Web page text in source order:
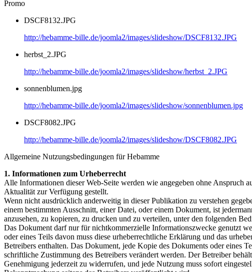
Promo
DSCF8132.JPG
http://hebamme-bille.de/joomla2/images/slideshow/DSCF8132.JPG
herbst_2.JPG
http://hebamme-bille.de/joomla2/images/slideshow/herbst_2.JPG
sonnenblumen.jpg
http://hebamme-bille.de/joomla2/images/slideshow/sonnenblumen.jpg
DSCF8082.JPG
http://hebamme-bille.de/joomla2/images/slideshow/DSCF8082.JPG
Allgemeine Nutzungsbedingungen für Hebamme
1. Informationen zum Urheberrecht
Alle Informationen dieser Web-Seite werden wie angegeben ohne Anspruch
Aktualität zur Verfügung gestellt.
Wenn nicht ausdrücklich anderweitig in dieser Publikation zu verstehen
einem bestimmten Ausschnitt, einer Datei, oder einem Dokument, ist
anzusehen, zu kopieren, zu drucken und zu verteilen, unter den folgenden
Das Dokument darf nur für nichtkommerzielle Informationszwecke genutzt
oder eines Teils davon muss diese urheberrechtliche Erklärung und das
Betreibers enthalten. Das Dokument, jede Kopie des Dokuments oder eines
schriftliche Zustimmung des Betreibers verändert werden. Der Betreiber
Genehmigung jederzeit zu widerrufen, und jede Nutzung muss sofort